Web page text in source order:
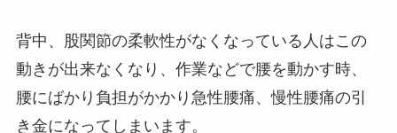
背中、股関節の柔軟性がなくなっている人はこの
動きが出来なくなり、作業などで腰を動かす時、
腰にばかり負担がかかり急性腰痛、慢性腰痛の引
き金になってしまいます。